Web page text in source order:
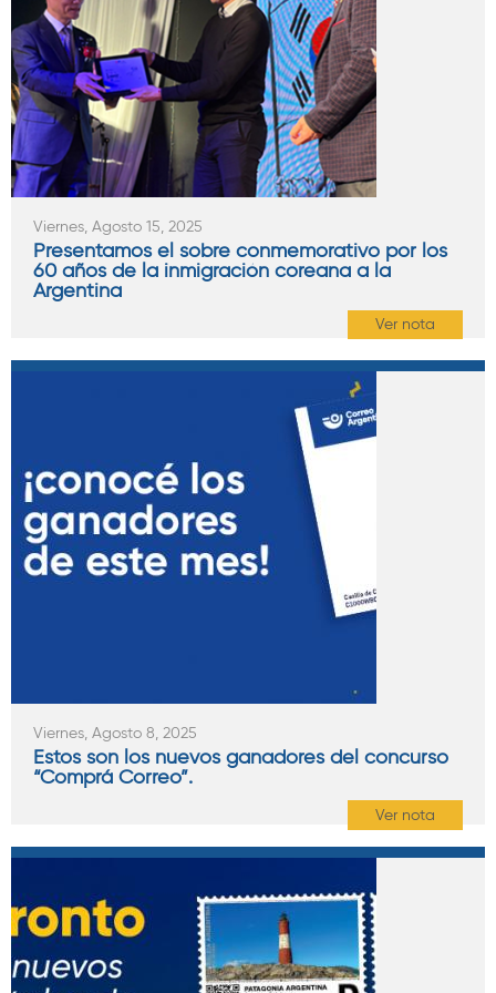
Viernes, Agosto 15, 2025
Presentamos el sobre conmemorativo por los
60 años de la inmigración coreana a la
Argentina
Ver nota
Viernes, Agosto 8, 2025
Estos son los nuevos ganadores del concurso
“Comprá Correo”.
Ver nota